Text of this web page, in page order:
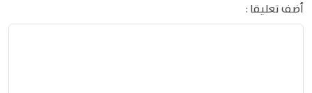
أضف تعليقا :